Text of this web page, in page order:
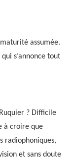
assumée.
s’annonce tout
? Difficile
à croire que
radiophoniques,
et sans doute